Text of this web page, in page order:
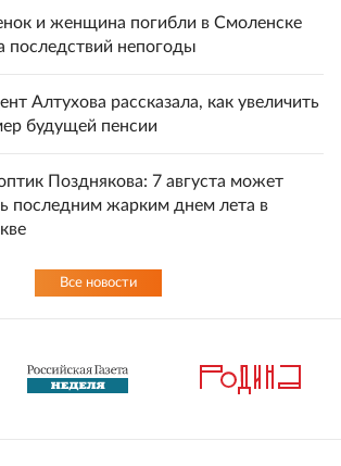
и женщина погибли в Смоленске
последствий непогоды
Алтухова рассказала, как увеличить
будущей пенсии
Позднякова: 7 августа может
последним жарким днем лета в
Все новости